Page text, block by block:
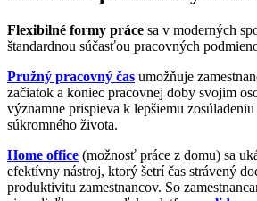
Flexibilné formy práce sa v moderných
štandardnou súčasťou pracovných
Pružný pracovný čas umožňuje
začiatok a koniec pracovnej doby svojim
významne prispieva k lepšiemu
súkromného života.
Home office (možnosť práce z domu) sa
efektívny nástroj, ktorý šetrí čas strávený
produktivitu zamestnancov. So